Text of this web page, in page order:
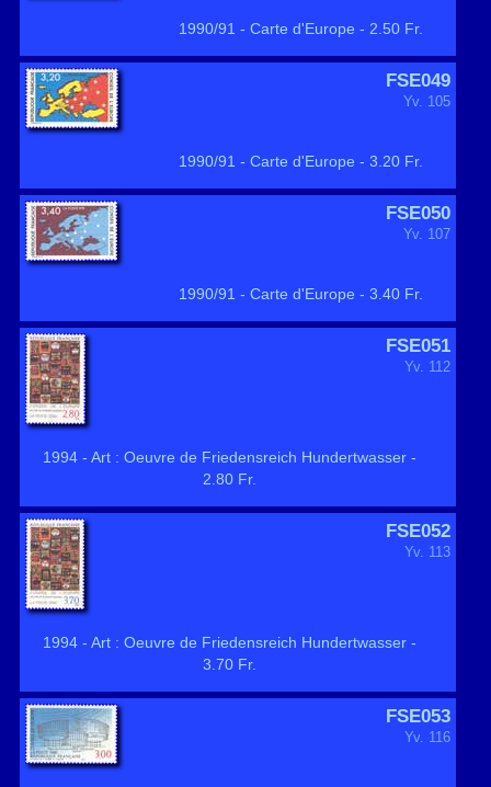
1990/91 - Carte d'Europe - 2.50 Fr.
FSE049
Yv. 105
1990/91 - Carte d'Europe - 3.20 Fr.
FSE050
Yv. 107
1990/91 - Carte d'Europe - 3.40 Fr.
FSE051
Yv. 112
1994 - Art : Oeuvre de Friedensreich Hundertwasser -
2.80 Fr.
FSE052
Yv. 113
1994 - Art : Oeuvre de Friedensreich Hundertwasser -
3.70 Fr.
FSE053
Yv. 116